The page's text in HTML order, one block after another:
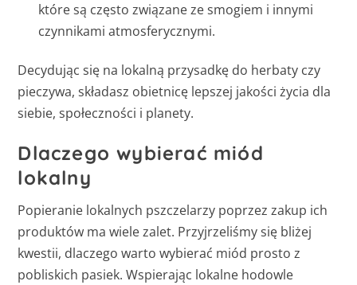
które są często związane ze smogiem i innymi
czynnikami atmosferycznymi.
Decydując się na lokalną przysadkę do herbaty czy
pieczywa, składasz obietnicę lepszej jakości życia dla
siebie, społeczności i planety.
Dlaczego wybierać miód
lokalny
Popieranie lokalnych pszczelarzy poprzez zakup ich
produktów ma wiele zalet. Przyjrzeliśmy się bliżej
kwestii, dlaczego warto wybierać miód prosto z
pobliskich pasiek. Wspierając lokalne hodowle